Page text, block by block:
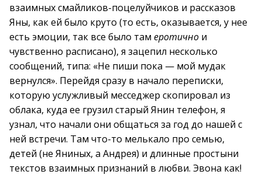
взаимных смайликов-поцелуйчиков и рассказов
Яны, как ей было круто (то есть, оказывается, у нее
есть эмоции, так все было там еротично и
чувственно расписано), я зацепил несколько
сообщений, типа: «Не пиши пока — мой мудак
вернулся». Перейдя сразу в начало переписки,
которую услужливый месседжер скопировал из
облака, куда ее грузил старый Янин телефон, я
узнал, что начали они общаться за год до нашей с
ней встречи. Там что-то мелькало про семью,
детей (не Яниных, а Андрея) и длинные простыни
текстов взаимных признаний в любви. Эвона как!